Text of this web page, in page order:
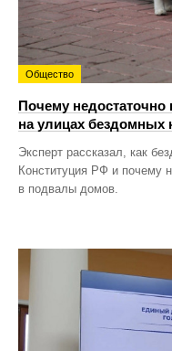
Общество
Почему недостаточно
на улицах бездомных
Эксперт рассказал, как
Конституция РФ и почему
в подвалы домов.